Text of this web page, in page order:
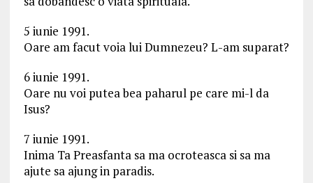
5 iunie 1991.
Oare am facut voia lui Dumnezeu? L-am suparat?
6 iunie 1991.
Oare nu voi putea bea paharul pe care mi-l da
Isus?
7 iunie 1991.
Inima Ta Preasfanta sa ma ocroteasca si sa ma
ajute sa ajung in paradis.